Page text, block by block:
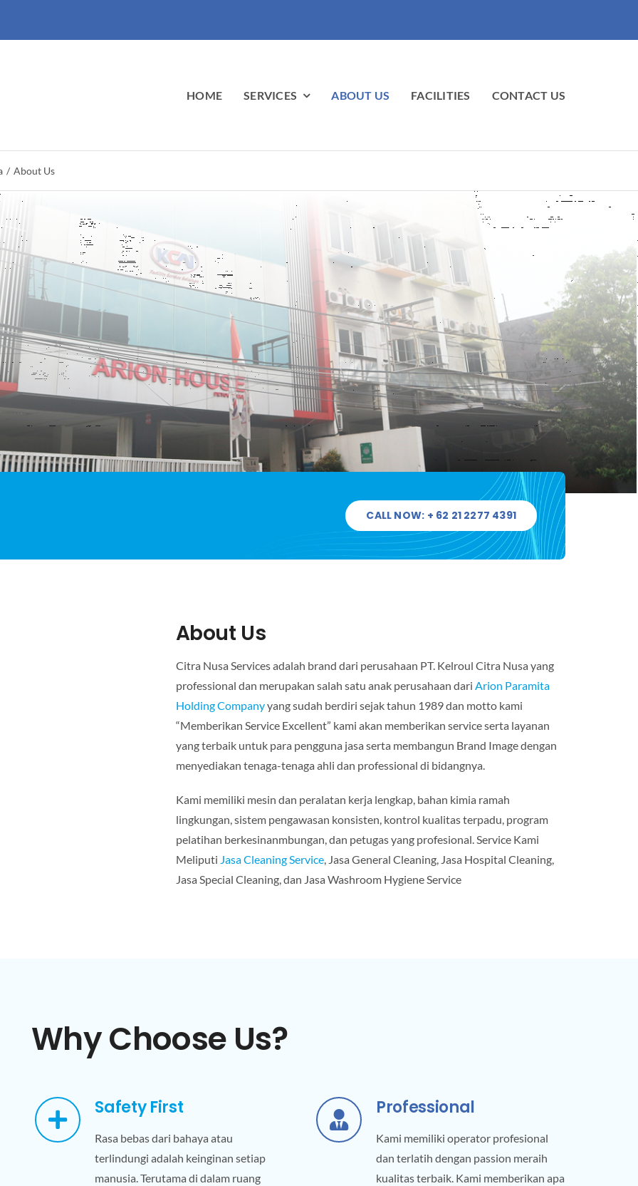
HOME SERVICES ABOUT US FACILITIES CONTACT US
About Us
CALL NOW: + 62 21 2277 4391
About Us
Citra Nusa Services adalah brand dari perusahaan PT. Kelroul Citra Nusa yang
professional dan merupakan salah satu anak perusahaan dari Arion Paramita
Holding Companyyang sudah berdiri sejak tahun 1989 dan motto kami
“Memberikan Service Excellent” kami akan memberikan service serta layanan
yang terbaik untuk para pengguna jasa serta membangun Brand Image dengan
menyediakan tenaga-tenaga ahli dan professional di bidangnya.
Kami memiliki mesin dan peralatan kerja lengkap, bahan kimia ramah
lingkungan, sistem pengawasan konsisten, kontrol kualitas terpadu, program
pelatihan berkesinanmbungan, dan petugas yang profesional. Service Kami
Meliputi Jasa Cleaning Service, Jasa General Cleaning, Jasa Hospital Cleaning,
Jasa Special Cleaning, dan Jasa Washroom Hygiene Service
Why Choose Us?
Safety First
Rasa bebas dari bahaya atau
terlindungi adalah keinginan setiap
manusia. Terutama di dalam ruang
Professional
Kami memiliki operator profesional
dan terlatih dengan passion meraih
kualitas terbaik. Kami memberikan apa